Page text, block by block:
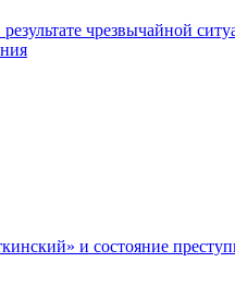
чрезвычайной
и состояние